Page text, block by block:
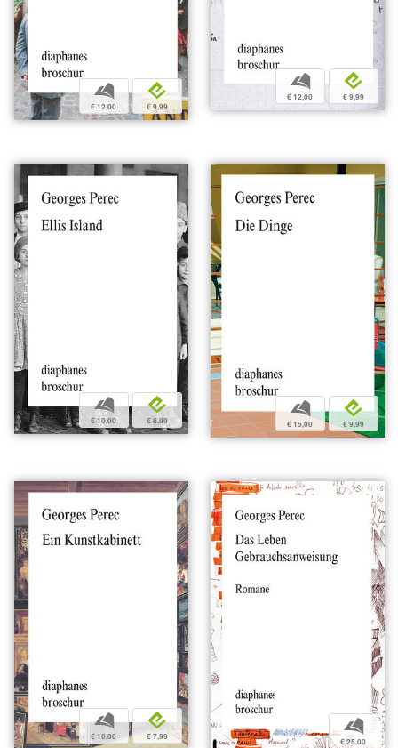
b
€ 12,00
e
€ 9,99
b
€ 12,00
e
€ 9,99
b
€ 10,00
e
€ 8,99
b
€ 15,00
e
€ 9,99
b
€ 10,00
e
€ 7,99
b
€ 25,00